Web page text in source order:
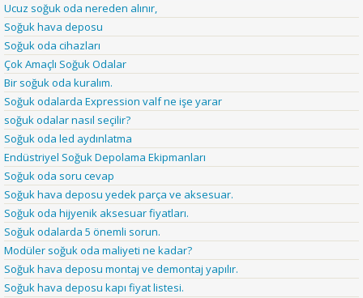
Ucuz soğuk oda nereden alınır,
Soğuk hava deposu
Soğuk oda cihazları
Çok Amaçlı Soğuk Odalar
Bir soğuk oda kuralım.
Soğuk odalarda Expression valf ne işe yarar
soğuk odalar nasıl seçilir?
Soğuk oda led aydınlatma
Endüstriyel Soğuk Depolama Ekipmanları
Soğuk oda soru cevap
Soğuk hava deposu yedek parça ve aksesuar.
Soğuk oda hijyenik aksesuar fiyatları.
Soğuk odalarda 5 önemli sorun.
Modüler soğuk oda maliyeti ne kadar?
Soğuk hava deposu montaj ve demontaj yapılır.
Soğuk hava deposu kapı fiyat listesi.